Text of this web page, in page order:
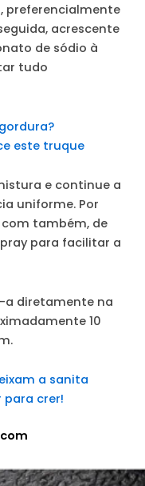
preferencialmente
acrescente
de sódio à
tudo
este truque
e continue a
uniforme. Por
também, de
para facilitar a
a diretamente na
10
a sanita
para crer!